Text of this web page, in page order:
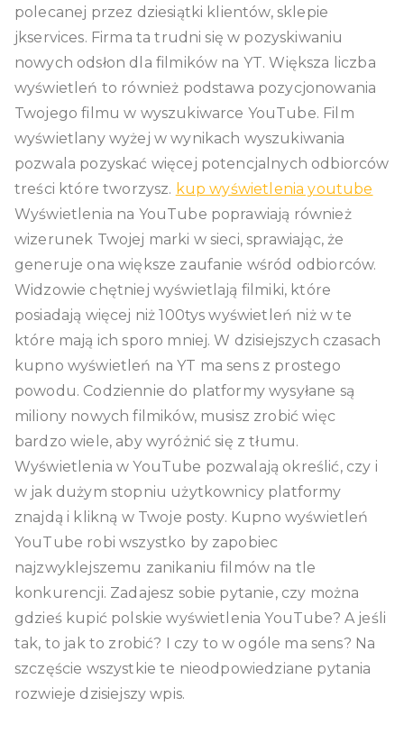
YT.
polecanej przez dziesiątki klientów, sklepie
jkservices. Firma ta trudni się w pozyskiwaniu
nowych odsłon dla filmików na YT. Większa liczba
wyświetleń to również podstawa pozycjonowania
Twojego filmu w wyszukiwarce YouTube. Film
wyświetlany wyżej w wynikach wyszukiwania
pozwala pozyskać więcej potencjalnych odbiorców
treści które tworzysz. kup wyświetlenia youtube
Wyświetlenia na YouTube poprawiają również
wizerunek Twojej marki w sieci, sprawiając, że
generuje ona większe zaufanie wśród odbiorców.
Widzowie chętniej wyświetlają filmiki, które
posiadają więcej niż 100tys wyświetleń niż w te
które mają ich sporo mniej. W dzisiejszych czasach
kupno wyświetleń na YT ma sens z prostego
powodu. Codziennie do platformy wysyłane są
miliony nowych filmików, musisz zrobić więc
bardzo wiele, aby wyróżnić się z tłumu.
Wyświetlenia w YouTube pozwalają określić, czy i
w jak dużym stopniu użytkownicy platformy
znajdą i klikną w Twoje posty. Kupno wyświetleń
YouTube robi wszystko by zapobiec
najzwyklejszemu zanikaniu filmów na tle
konkurencji. Zadajesz sobie pytanie, czy można
gdzieś kupić polskie wyświetlenia YouTube? A jeśli
tak, to jak to zrobić? I czy to w ogóle ma sens? Na
szczęście wszystkie te nieodpowiedziane pytania
rozwieje dzisiejszy wpis.